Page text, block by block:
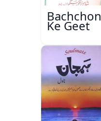
Bachchon
Ke Geet